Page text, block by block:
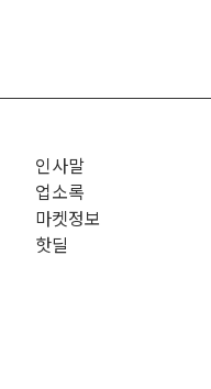
인사말
업소록
마켓정보
핫딜